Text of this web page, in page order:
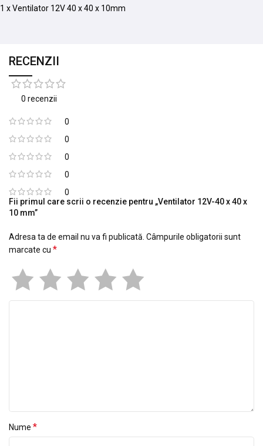
1 x Ventilator 12V 40 x 40 x 10mm
RECENZII
0 recenzii
0
0
0
0
0
Fii primul care scrii o recenzie pentru „Ventilator 12V-40 x 40 x
10 mm”
Adresa ta de email nu va fi publicată. Câmpurile obligatorii sunt
marcate cu *
Nume *